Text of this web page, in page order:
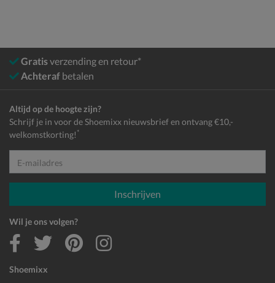
Gratisverzending en retour*
Achteraf betalen
Shoemixx
Altijd op de hoogte zijn?
Schrijf je in voor de Shoemixx nieuwsbrief en ontvang €10,-
welkomstkorting! *
E-mailadres
Inschrijven
Wil je ons volgen?